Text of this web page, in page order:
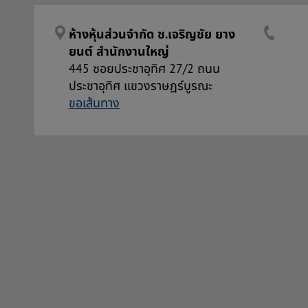
ห้างหุ้นส่วนจำกัด ช.เจริญชัย ยาง
ยนต์ สำนักงานใหญ่
445 ซอยประชาอุทิศ 27/2 ถนน
ประชาอุทิศ แขวงราษฏร์บูรณะ
ขอเส้นทาง